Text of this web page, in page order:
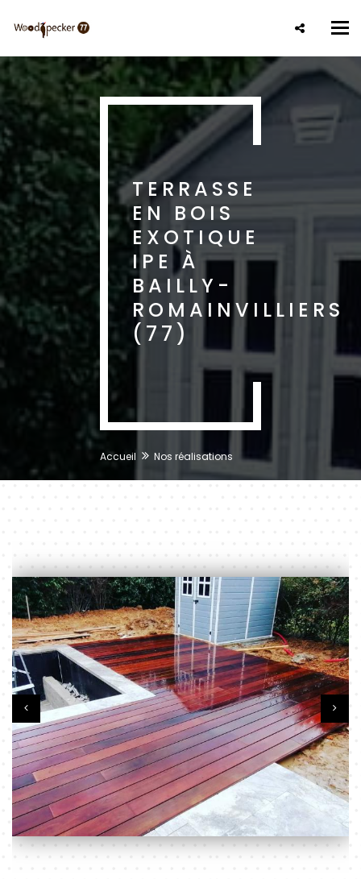
contenu
TERRASSE
EN BOIS
EXOTIQUE
IPE À
BAILLY-
ROMAINVILLIERS
(77)
Accueil Nos réalisations